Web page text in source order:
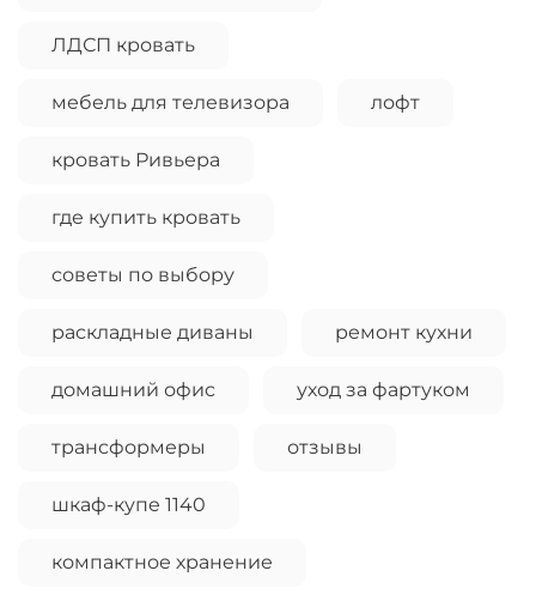
ЛДСП кровать
мебель для телевизора лофт
кровать Ривьера
где купить кровать
советы по выбору
раскладные диваны ремонт кухни
домашний офис уход за фартуком
трансформеры отзывы
шкаф-купе 1140
компактное хранение